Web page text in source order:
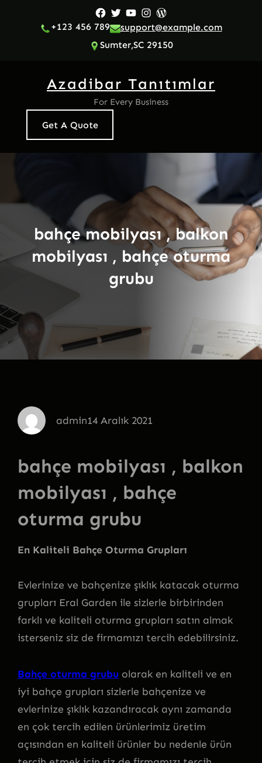
Facebook
TwitterYouTube
Instagram
WordPress
+123 456 789
support@example.com
Sumter,SC 29150
Azadibar Tanıtımlar
For Every Business
Get A Quote
bahçe mobilyası , balkon
mobilyası , bahçe oturma
grubu
admin14 Aralık 2021
bahçe mobilyası , balkon
mobilyası , bahçe
oturma grubu
En Kaliteli Bahçe Oturma Grupları
Evlerinize ve bahçenize şıklık katacak oturma
grupları Eral Garden ile sizlerle birbirinden
farklı ve kaliteli oturma grupları satın almak
isterseniz siz de firmamızı tercih edebilirsiniz.
Bahçe oturma grubu olarak en kaliteli ve en
iyi bahçe grupları sizlerle bahçenize ve
evlerinize şıklık kazandıracak aynı zamanda
en çok tercih edilen ürünlerimiz üretim
açısından en kaliteli ürünler bu nedenle ürün